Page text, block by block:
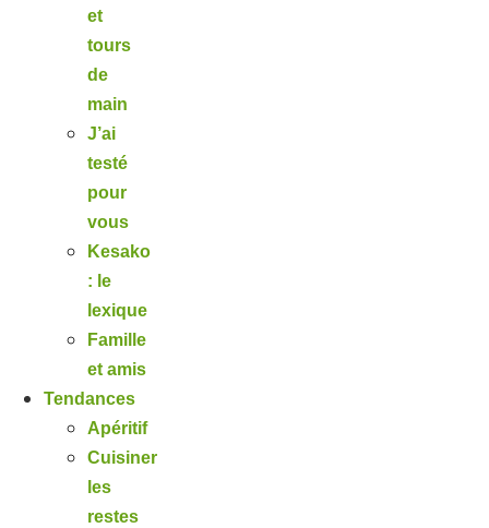
et
tours
de
main
J’ai
testé
pour
vous
Kesako
: le
lexique
Famille
et amis
Tendances
Apéritif
Cuisiner
les
restes